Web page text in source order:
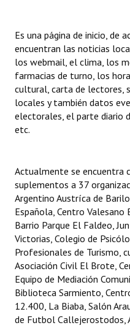
Periodistas Decanos -
Ciudadano Ilustre - Registro
Banca del Vecino - Registro
Huéspedes de Honor -
Antiguos Pobladores -
Bariloche, Municipio
Entrega de distinciones
REFORMA DE LA CARTA
Es una página de inicio, de
encuentran las noticias
los webmail, el clima, los
farmacias de turno, los
cultural, carta de lectores,
locales y también datos
electorales, el parte diario
etc.
Actualmente se encuentra
suplementos a 37
Argentino Austríca de
Española, Centro Valesano
Barrio Parque El Faldeo,
Victorias, Colegio de
Profesionales de Turismo,
Asociación Civil El Brote,
Equipo de Mediación
Biblioteca Sarmiento,
12.400, La Biaba, Salón
de Futbol Callejerostodos,